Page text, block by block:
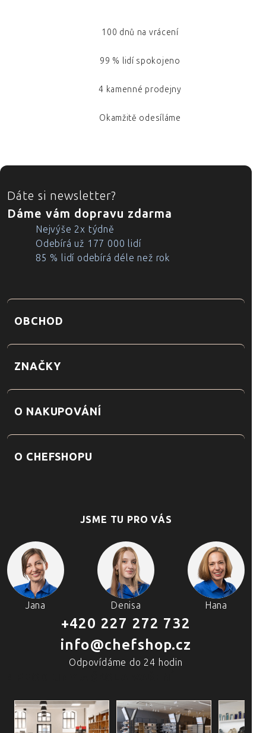
100 dnů na vrácení
99 % lidí spokojeno
4 kamenné prodejny
Okamžitě odesíláme
ZÁPATÍ
Dáte si newsletter?
Dáme vám dopravu zdarma
Nejvýše 2x týdně
Odebírá už 177 000 lidí
85 % lidí odebírá déle než rok
OBCHOD
ZNAČKY
O NAKUPOVÁNÍ
O CHEFSHOPU
JSME TU PRO VÁS
Jana Denisa Hana
+420 227 272 732
info@chefshop.cz
Odpovídáme do 24 hodin